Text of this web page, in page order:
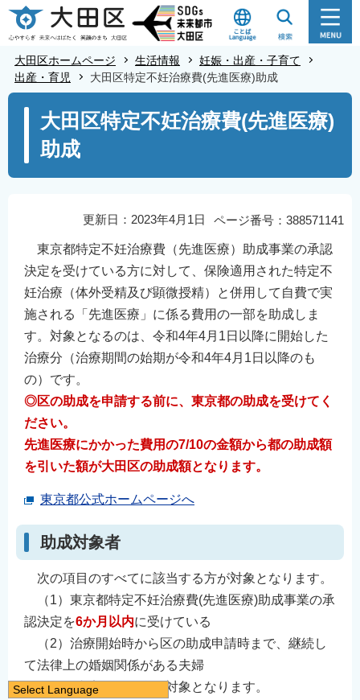
こ
の
ジ
大田区ホームページ 生活情報
妊娠・出産・子育て
出産・育児
大田区特定不妊治療費(先進医療)助成
大田区特定不妊治療費(先進医療)
助成
ページ番号：388571141
更新日：2023年4月1日
東京都特定不妊治療費（先進医療）助成事業の承認
決定を受けている方に対して、保険適用された特定不
妊治療（体外受精及び顕微授精）と併用して自費で実
施される「先進医療」に係る費用の一部を助成しま
す。対象となるのは、令和4年4月1日以降に開始した
治療分（治療期間の始期が令和4年4月1日以降のも
の）です。
◎区の助成を申請する前に、東京都の助成を受けてく
ださい。
先進医療にかかった費用の7/10の金額から都の助成額
を引いた額が大田区の助成額となります。
東京都公式ホームページへ
助成対象者
次の項目のすべてに該当する方が対象となります。
（1）東京都特定不妊治療費(先進医療)助成事業の承
認決定を6か月以内に受けている
（2）治療開始時から区の助成申請時まで、継続し
て法律上の婚姻関係がある夫婦
◎事実婚の場合も対象となります。
Select Language